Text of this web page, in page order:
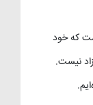
که خود
نیست.